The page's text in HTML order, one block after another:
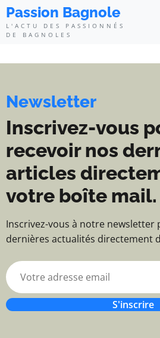
Passion Bagnole -
Passion Bagnole
L'ACTU DES PASSIONNÉS
DE BAGNOLES
Newsletter
Inscrivez-vous
recevoir nos
articles
votre boîte mail.
Inscrivez-vous à notre newsletter
dernières actualités directement
S'inscrire